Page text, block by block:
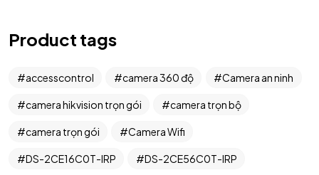
Product tags
accesscontrol camera 360 độ Camera an ninh
camera hikvision trọn gói camera trọn bộ
camera trọn gói Camera Wifi
DS-2CE16C0T-IRP DS-2CE56C0T-IRP
IN MIND?
Let's Talk